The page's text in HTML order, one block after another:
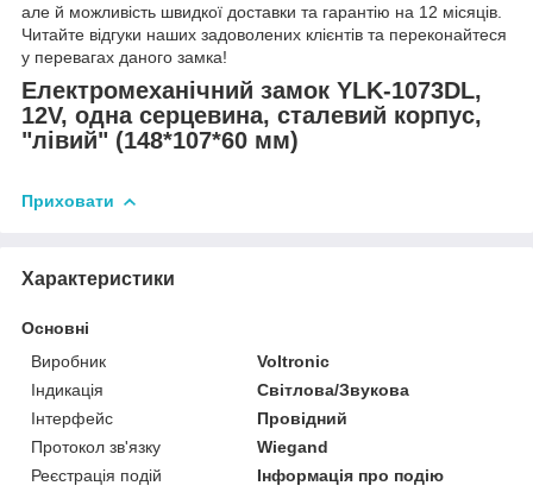
але й можливість швидкої доставки та гарантію на 12 місяців.
Читайте відгуки наших задоволених клієнтів та переконайтеся
у перевагах даного замка!
Електромеханічний замок YLK-1073DL,
12V, одна серцевина, сталевий корпус,
"лівий" (148*107*60 мм)
Приховати
Характеристики
Основні
Виробник
Voltronic
Індикація
Світлова/Звукова
Інтерфейс
Провідний
Протокол зв'язку
Wiegand
Реєстрація подій
Інформація про подію